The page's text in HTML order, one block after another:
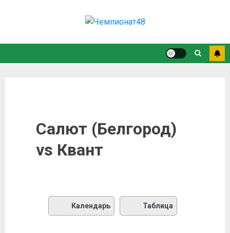
Салют (Белгород)
vs Квант
Календарь Таблица